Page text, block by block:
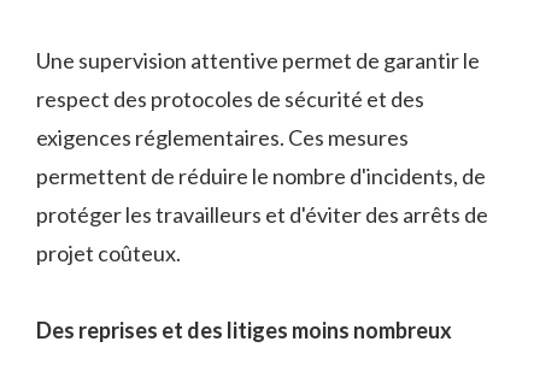
Une supervision attentive permet de garantir le
respect des protocoles de sécurité et des
exigences réglementaires. Ces mesures
permettent de réduire le nombre d'incidents, de
protéger les travailleurs et d'éviter des arrêts de
projet coûteux.
Des reprises et des litiges moins nombreux